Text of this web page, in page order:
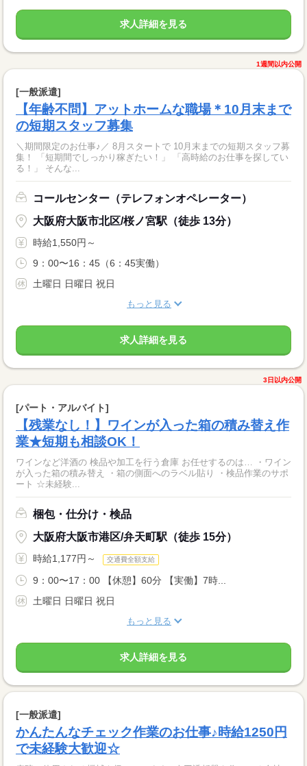
求人詳細を見る
1週間以内公開
[一般派遣]
【年齢不問】アットホームな職場＊10月末まで
の短期スタッフ募集
＼期間限定のお仕事♪／ 8月スタートで 10月末までの短期スタッフ募
集！ 「短期間でしっかり稼ぎたい！」 「高時給のお仕事を探してい
る！」 そんな...
コールセンター（テレフォンオペレーター）
大阪府大阪市北区/桜ノ宮駅（徒歩 13分）
時給1,550円～
9：00〜16：45（6：45実働）
土曜日 日曜日 祝日
もっと見る
求人詳細を見る
3日以内公開
[パート・アルバイト]
【残業なし！】ワインが入った箱の積み替え作
業★短期も相談OK！
ワインなど洋酒の 検品や加工を行う倉庫 お任せするのは… ・ワイン
が入った箱の積み替え ・箱の側面へのラベル貼り ・検品作業のサポ
ート ☆未経験...
梱包・仕分け・検品
大阪府大阪市港区/弁天町駅（徒歩 15分）
時給1,177円～ 交通費全額支給
9：00〜17：00 【休憩】60分 【実働】7時...
土曜日 日曜日 祝日
もっと見る
求人詳細を見る
[一般派遣]
かんたんなチェック作業のお仕事♪時給1250円
で未経験大歓迎☆